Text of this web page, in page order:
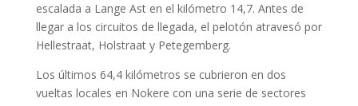
escalada a Lange Ast en el kilómetro 14,7. Antes de
llegar a los circuitos de llegada, el pelotón atravesó por
Hellestraat, Holstraat y Petegemberg.
Los últimos 64,4 kilómetros se cubrieron en dos
vueltas locales en Nokere con una serie de sectores